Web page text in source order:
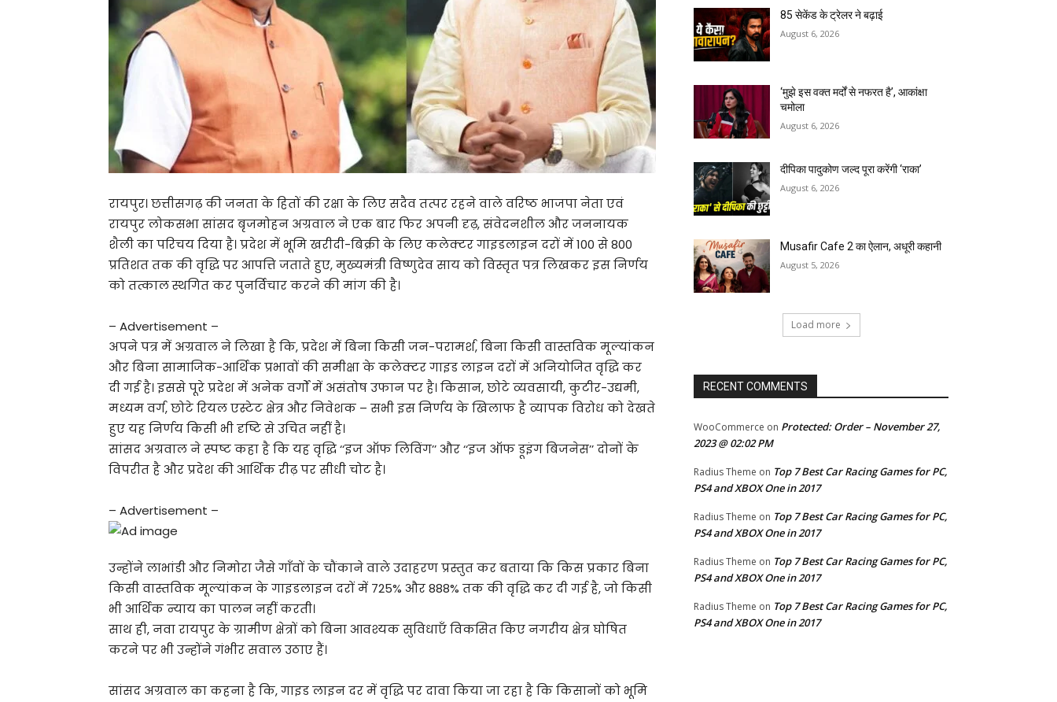
रायपुर। छत्तीसगढ़ की जनता के हितों की रक्षा के लिए सदैव तत्पर रहने वाले वरिष्ठ भाजपा नेता एवं
रायपुर लोकसभा सांसद बृजमोहन अग्रवाल ने एक बार फिर अपनी दृढ़, संवेदनशील और जननायक
शैली का परिचय दिया है। प्रदेश में भूमि खरीदी-बिक्री के लिए कलेक्टर गाइडलाइन दरों में 100 से 800
प्रतिशत तक की वृद्धि पर आपत्ति जताते हुए, मुख्यमंत्री विष्णुदेव साय को विस्तृत पत्र लिखकर इस निर्णय
को तत्काल स्थगित कर पुनर्विचार करने की मांग की है।
– Advertisement –
अपने पत्र में अग्रवाल ने लिखा है कि, प्रदेश में बिना किसी जन-परामर्श, बिना किसी वास्तविक मूल्यांकन
और बिना सामाजिक-आर्थिक प्रभावों की समीक्षा के कलेक्टर गाइड लाइन दरों में अनियोजित वृद्धि कर
दी गई है। इससे पूरे प्रदेश में अनेक वर्गों में असंतोष उफान पर है। किसान, छोटे व्यवसायी, कुटीर-उद्यमी,
मध्यम वर्ग, छोटे रियल एस्टेट क्षेत्र और निवेशक – सभी इस निर्णय के खिलाफ है व्यापक विरोध को देखते
हुए यह निर्णय किसी भी दृष्टि से उचित नहीं है।
सांसद अग्रवाल ने स्पष्ट कहा है कि यह वृद्धि ‘‘इज ऑफ लिविंग’’ और ‘‘इज ऑफ डूइंग बिजनेस’’ दोनों के
विपरीत है और प्रदेश की आर्थिक रीढ़ पर सीधी चोट है।
– Advertisement –
उन्होंने लाभांडी और निमोरा जैसे गाँवों के चौंकाने वाले उदाहरण प्रस्तुत कर बताया कि किस प्रकार बिना
किसी वास्तविक मूल्यांकन के गाइडलाइन दरों में 725% और 888% तक की वृद्धि कर दी गई है, जो किसी
भी आर्थिक न्याय का पालन नहीं करती।
साथ ही, नवा रायपुर के ग्रामीण क्षेत्रों को बिना आवश्यक सुविधाएँ विकसित किए नगरीय क्षेत्र घोषित
करने पर भी उन्होंने गंभीर सवाल उठाए हैं।
सांसद अग्रवाल का कहना है कि, गाइड लाइन दर में वृद्धि पर दावा किया जा रहा है कि किसानों को भूमि
85 सेकेंड के ट्रेलर ने बढ़ाई
August 6, 2026
‘मुझे इस वक्त मर्दों से नफरत है’, आकांक्षा
चमोला
August 6, 2026
दीपिका पादुकोण जल्द पूरा करेंगी ‘राका’
August 6, 2026
Musafir Cafe 2 का ऐलान, अधूरी कहानी
August 5, 2026
Load more
RECENT COMMENTS
WooCommerce on Protected: Order – November 27,
2023 @ 02:02 PM
Radius Theme on Top 7 Best Car Racing Games for PC,
PS4 and XBOX One in 2017
Radius Theme on Top 7 Best Car Racing Games for PC,
PS4 and XBOX One in 2017
Radius Theme on Top 7 Best Car Racing Games for PC,
PS4 and XBOX One in 2017
Radius Theme on Top 7 Best Car Racing Games for PC,
PS4 and XBOX One in 2017